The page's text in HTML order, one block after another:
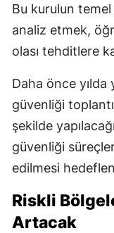
Bu kurulun
analiz etmek,
olası tehditlere
Daha önce yılda
güvenliği
şekilde
güvenliği
edilmesi
Riskli
Artacak